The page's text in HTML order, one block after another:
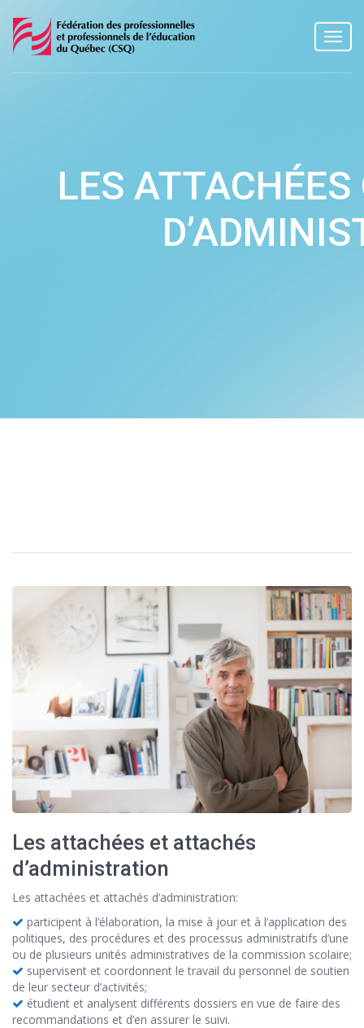
LES
Les attachées et attachés
d’administration
Les attachées et attachés d’administration:
participent à l’élaboration, la mise à jour et à l’application des
politiques, des procédures et des processus administratifs d’une
ou de plusieurs unités administratives de la commission scolaire;
supervisent et coordonnent le travail du personnel de soutien
de leur secteur d’activités;
étudient et analysent différents dossiers en vue de faire des
recommandations et d’en assurer le suivi.